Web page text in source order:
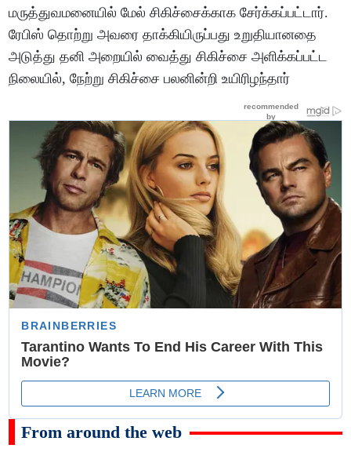
மருத்துவமனையில் மேல் சிகிச்சைக்காக சேர்க்கப்பட்டார்.
ரேபிஸ் தொற்று அவரை தாக்கியிருப்பது உறுதியானதை
அடுத்து தனி அறையில் வைத்து சிகிச்சை அளிக்கப்பட்ட
நிலையில், நேற்று சிகிச்சை பலனின்றி உயிரிழந்தார்
From around the web